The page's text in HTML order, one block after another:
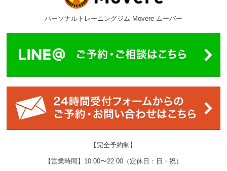
パーソナルトレーニングジム Movere ムーバー
【完全予約制】
【営業時間】10:00〜22:00（定休日：日・祝）